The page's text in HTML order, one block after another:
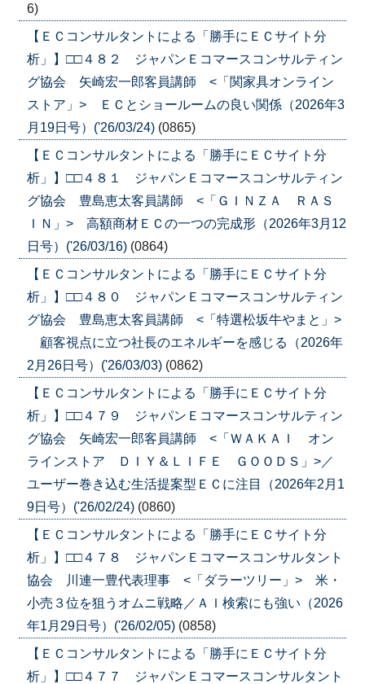
6)
【ＥＣコンサルタントによる「勝手にＥＣサイト分
析」】□□４８２ ジャパンＥコマースコンサルティン
グ協会 矢崎宏一郎客員講師 <「関家具オンライン
ストア」> ＥＣとショールームの良い関係（2026年3
月19日号）('26/03/24) (0865)
【ＥＣコンサルタントによる「勝手にＥＣサイト分
析」】□□４８１ ジャパンＥコマースコンサルティン
グ協会 豊島恵太客員講師 <「ＧＩＮＺＡ ＲＡＳ
ＩＮ」> 高額商材ＥＣの一つの完成形（2026年3月12
日号）('26/03/16) (0864)
【ＥＣコンサルタントによる「勝手にＥＣサイト分
析」】□□４８０ ジャパンＥコマースコンサルティン
グ協会 豊島恵太客員講師 <「特選松坂牛やまと」>
顧客視点に立つ社長のエネルギーを感じる（2026年
2月26日号）('26/03/03) (0862)
【ＥＣコンサルタントによる「勝手にＥＣサイト分
析」】□□４７９ ジャパンＥコマースコンサルティン
グ協会 矢崎宏一郎客員講師 <「ＷＡＫＡＩ オン
ラインストア ＤＩＹ＆ＬＩＦＥ ＧＯＯＤＳ」>／
ユーザー巻き込む生活提案型ＥＣに注目（2026年2月1
9日号）('26/02/24) (0860)
【ＥＣコンサルタントによる「勝手にＥＣサイト分
析」】□□４７８ ジャパンＥコマースコンサルタント
協会 川連一豊代表理事 <「ダラーツリー」> 米・
小売３位を狙うオムニ戦略／ＡＩ検索にも強い（2026
年1月29日号）('26/02/05) (0858)
【ＥＣコンサルタントによる「勝手にＥＣサイト分
析」】□□４７７ ジャパンＥコマースコンサルタント